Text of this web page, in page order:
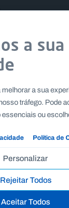
Salesianos
Cookies |Termos e
a sua
a sua
tráfego. Pode
ou
Política de
Personalizar
Rejeitar Todos
Aceitar Todos